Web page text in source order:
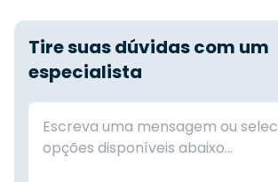
Tire suas dúvidas com um
especialista